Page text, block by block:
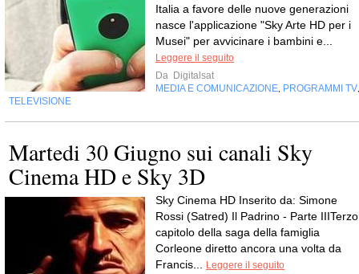
Italia a favore delle nuove generazioni
nasce l'applicazione "Sky Arte HD per i
Musei" per avvicinare i bambini e...
Leggere il seguito
Da Digitalsat
MEDIA E COMUNICAZIONE PROGRAMMI TV
TELEVISIONE
Martedi 30 Giugno sui canali Sky
Cinema HD e Sky 3D
Sky Cinema HD Inserito da: Simone
Rossi (Satred) Il Padrino - Parte IIITerzo
capitolo della saga della famiglia
Corleone diretto ancora una volta da
Francis...
Leggere il seguito